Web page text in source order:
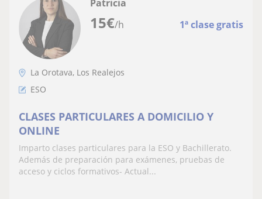
15€/h 1ª clase gratis
Patricia
La Orotava, Los Realejos
ESO
CLASES PARTICULARES A DOMICILIO Y
ONLINE
Imparto clases particulares para la ESO y Bachillerato.
Además de preparación para exámenes, pruebas de
acceso y ciclos formativos- Actual...